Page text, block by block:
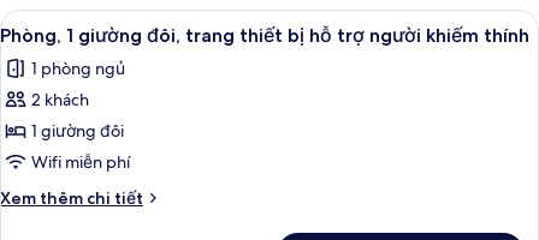
giường
Xem
tất
cả
ảnh
Phòng,
1
giường
đôi,
Bộ trải giường bằng vải cotton Ai
4
Phòng, 1 giường đôi, trang thiết bị hỗ trợ người khiếm thính
1 phòng ngủ
2 khách
1 giường đôi
Wifi miễn phí
Xem thêm chi tiết
Chi